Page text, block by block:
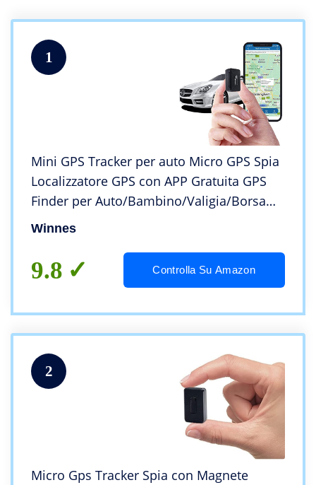
1
Mini GPS Tracker per auto Micro GPS Spia
Localizzatore GPS con APP Gratuita GPS
Finder per Auto/Bambino/Valigia/Borsa
Magnete Antifurto Avviso di vibrazione
Impermeabile
Winnes
9.8 Controlla Su Amazon
2
Micro Gps Tracker Spia con Magnete